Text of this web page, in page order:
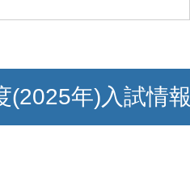
(2025年)入試情報